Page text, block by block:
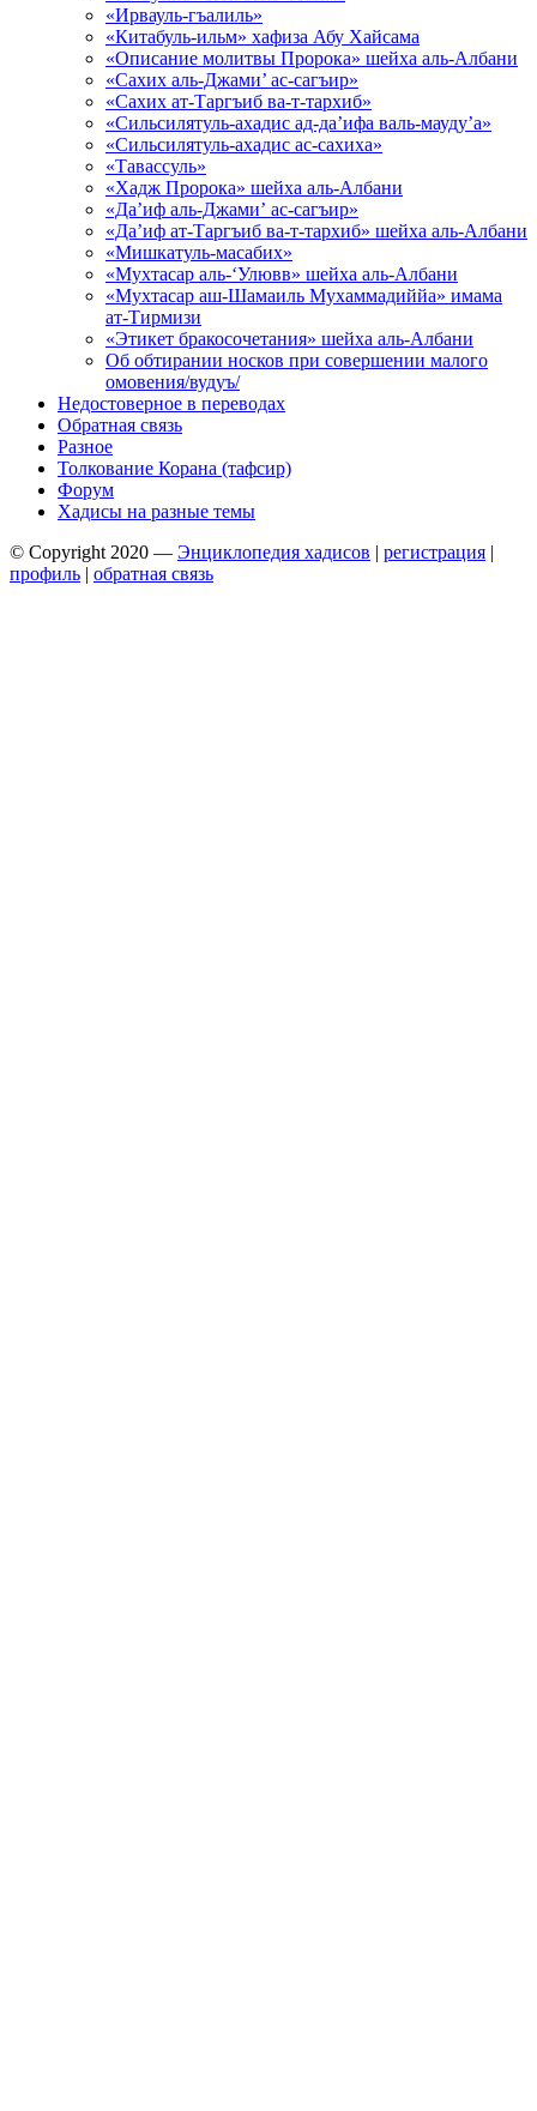
«Ирвауль-гъалиль»
«Китабуль-ильм» хафиза Абу Хайсама
«Описание молитвы Пророка» шейха аль-Албани
«Сахих аль-Джами’ ас-сагъир»
«Сахих ат-Таргъиб ва-т-тархиб»
«Сильсилятуль-ахадис ад-да’ифа валь-мауду’а»
«Сильсилятуль-ахадис ас-сахиха»
«Тавассуль»
«Хадж Пророка» шейха аль-Албани
«Да’иф аль-Джами’ ас-сагъир»
«Да’иф ат-Таргъиб ва-т-тархиб» шейха аль-Албани
«Мишкатуль-масабих»
«Мухтасар аль-‘Улювв» шейха аль-Албани
«Мухтасар аш-Шамаиль Мухаммадиййа» имама
ат-Тирмизи
«Этикет бракосочетания» шейха аль-Албани
Об обтирании носков при совершении малого
омовения/вудуъ/
Недостоверное в переводах
Обратная связь
Разное
Толкование Корана (тафсир)
Форум
Хадисы на разные темы
© Copyright 2020 — Энциклопедия хадисов | регистрация |
профиль | обратная связь